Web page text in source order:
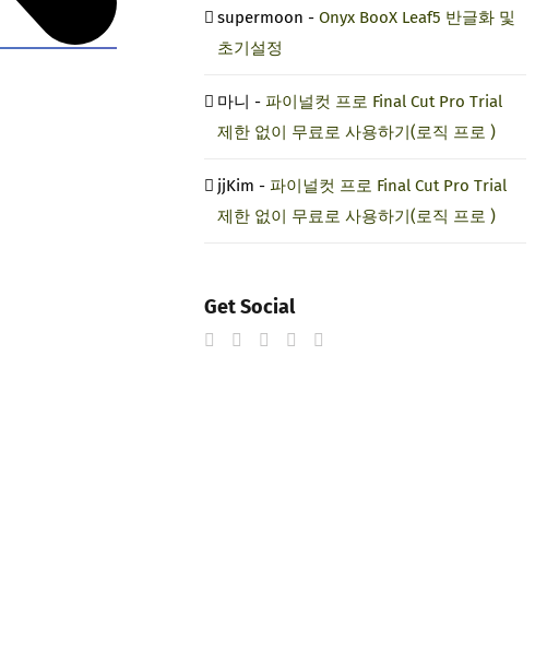
supermoon - Onyx BooX Leaf5 반글화 및
초기설정
마니 - 파이널컷 프로 Final Cut Pro Trial
제한 없이 무료로 사용하기(로직 프로 )
jjKim - 파이널컷 프로 Final Cut Pro Trial
제한 없이 무료로 사용하기(로직 프로 )
Get Social